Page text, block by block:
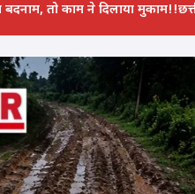
तफ्तीश, उस न्यूज़ ने CGPSC में